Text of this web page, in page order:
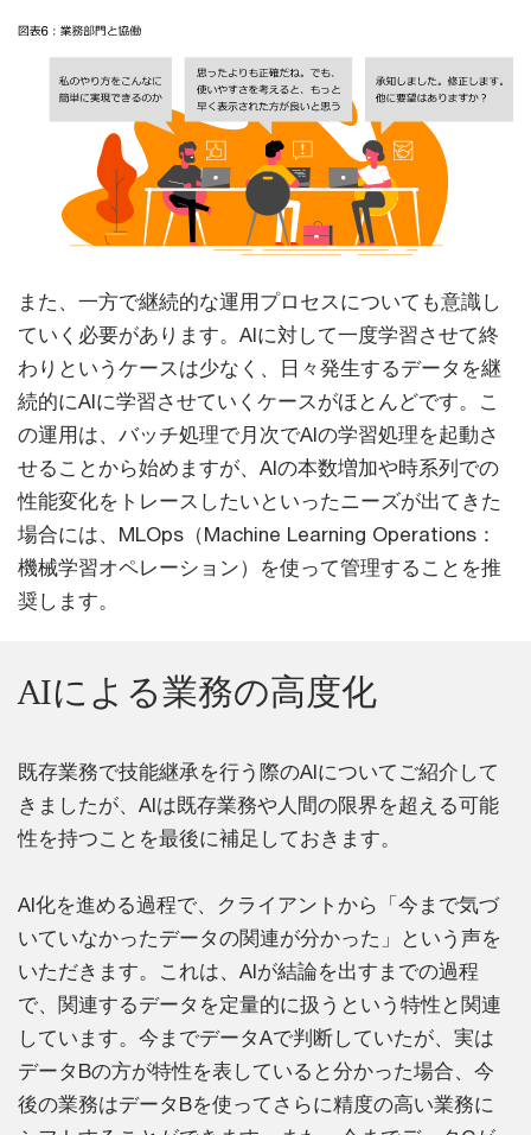
また、一方で継続的な運用プロセスについても意識し
ていく必要があります。AIに対して一度学習させて終
わりというケースは少なく、日々発生するデータを継
続的にAIに学習させていくケースがほとんどです。こ
の運用は、バッチ処理で月次でAIの学習処理を起動さ
せることから始めますが、AIの本数増加や時系列での
性能変化をトレースしたいといったニーズが出てきた
場合には、MLOps（Machine Learning Operations：
機械学習オペレーション）を使って管理することを推
奨します。
AIによる業務の高度化
既存業務で技能継承を行う際のAIについてご紹介して
きましたが、AIは既存業務や人間の限界を超える可能
性を持つことを最後に補足しておきます。
AI化を進める過程で、クライアントから「今まで気づ
いていなかったデータの関連が分かった」という声を
いただきます。これは、AIが結論を出すまでの過程
で、関連するデータを定量的に扱うという特性と関連
しています。今までデータAで判断していたが、実は
データBの方が特性を表していると分かった場合、今
後の業務はデータBを使ってさらに精度の高い業務に